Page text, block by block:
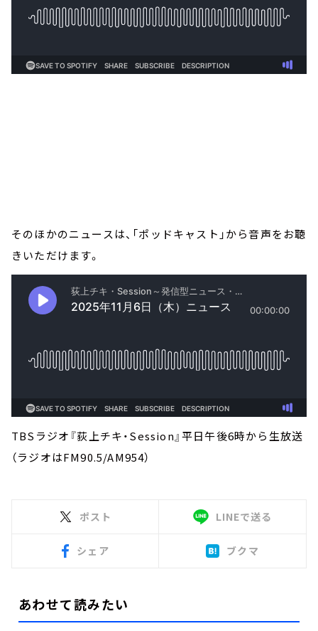
そのほかのニュースは、「ポッドキャスト」から音声をお聴
きいただけます。
TBSラジオ『荻上チキ・Session』平日午後6時から生放送
（ラジオはFM90.5/AM954）
ポスト LINEで送る
シェア ブクマ
あわせて読みたい